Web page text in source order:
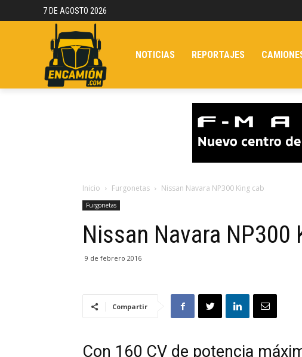
7 DE AGOSTO 2026
NOTICIAS REPORTAJES
Inicio Furgonetas Nissan Navara NP300 King cab
Furgonetas
Nissan Navara NP300
9 de febrero 2016
Compartir
Con 160 CV de potencia